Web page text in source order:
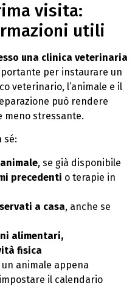
visita:
utili
una clinica veterinaria
per instaurare un
veterinario, l’animale e il
può rendere
meno stressante.
sé:
, se già disponibile
precedenti o terapie in
a casa, anche se
alimentari,
fisica
animale appena
il calendario